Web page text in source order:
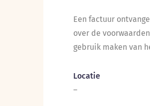
Een factuur
over de
gebruik maken van
Locatie
–